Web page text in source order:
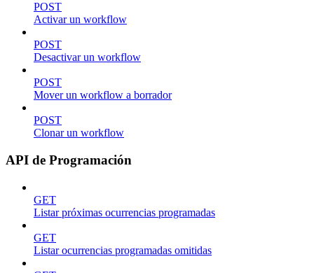
POST
Activar un workflow
POST
Desactivar un workflow
POST
Mover un workflow a borrador
POST
Clonar un workflow
API de Programación
GET
Listar próximas ocurrencias programadas
GET
Listar ocurrencias programadas omitidas